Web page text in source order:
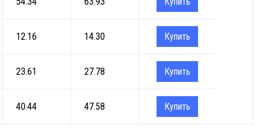
12.16 14.30 Купить
23.61 27.78 Купить
40.44 47.58 Купить